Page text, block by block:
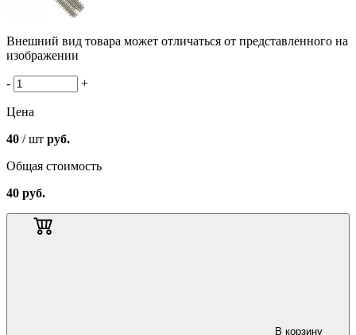
Внешний вид товара может отличаться от представленного на
изображении
- +
Цена
40 / шт руб.
Общая стоимость
40 руб.
В корзину